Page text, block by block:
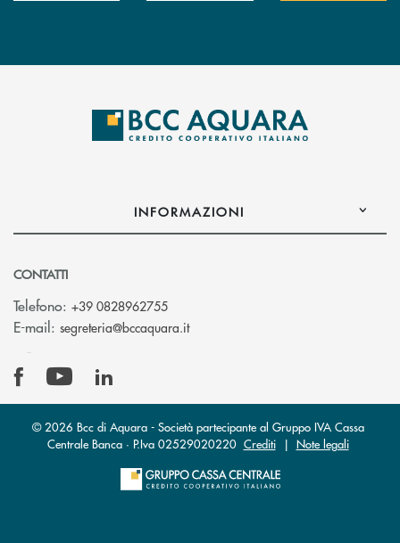
INFORMAZIONI
CONTATTI
Telefono: +39 0828962755
E-mail: segreteria@bccaquara.it(si apre l’app di posta elettronica)
© 2026 Bcc di Aquara - Società partecipante al Gruppo IVA Cassa
Centrale Banca · P.Iva 02529020220 Crediti| Note legali